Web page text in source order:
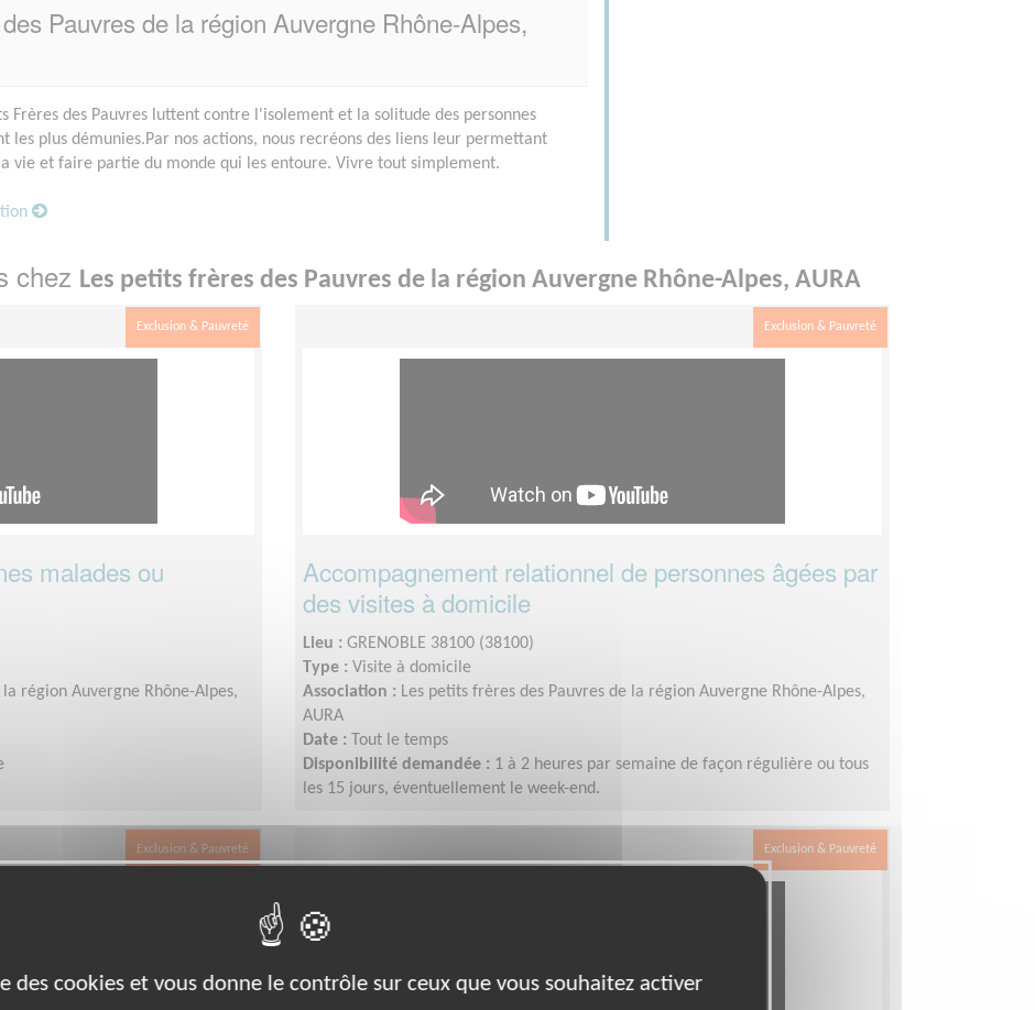
Pauvres de la région Auvergne Rhône-Alpes,
Frères des Pauvres luttent contre l'isolement et la solitude des personnes
les plus démunies.Par nos actions, nous recréons des liens leur permettant
vie et faire partie du monde qui les entoure. Vivre tout simplement.
chez Les petits frères des Pauvres de la région Auvergne Rhône-Alpes, AURA
Exclusion & Pauvreté
malades ou
région Auvergne Rhône-Alpes,
Exclusion & Pauvreté
Accompagnement relationnel de personnes âgées par
des visites à domicile
Lieu : GRENOBLE 38100 (38100)
Type : Visite à domicile
Association : Les petits frères des Pauvres de la région Auvergne Rhône-Alpes,
AURA
Date : Tout le temps
Disponibilité demandée : 1 à 2 heures par semaine de façon régulière ou tous
les 15 jours, éventuellement le week-end.
Exclusion & Pauvreté Exclusion & Pauvreté
des cookies et vous donne le contrôle sur ceux que vous souhaitez activer